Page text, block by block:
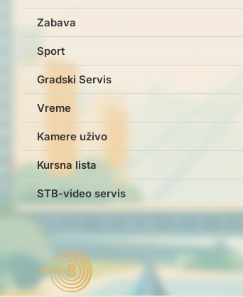
Zabava
Sport
Gradski Servis
Vreme
Kamere uživo
Kursna lista
STB-video servis